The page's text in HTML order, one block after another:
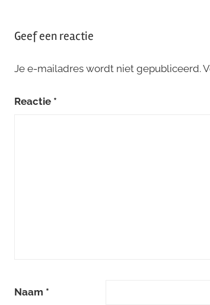
Geef een reactie
Je e-mailadres wordt niet gepubliceerd.
Reactie *
Naam *